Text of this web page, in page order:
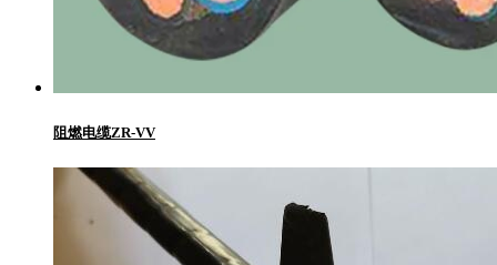
阻燃电缆​ZR-VV